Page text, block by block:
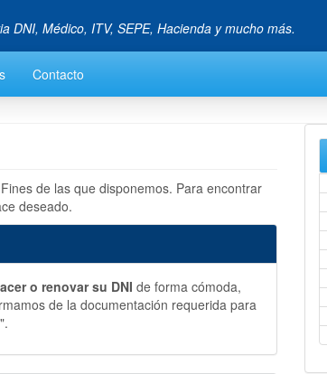
DNI, Médico, ITV, SEPE, Hacienda y mucho más.
Contacto
de las que disponemos. Para encontrar
deseado.
o renovar su DNI de forma cómoda,
de la documentación requerida para